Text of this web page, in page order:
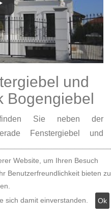
und
Bogengiebel
Sie neben der
Fenstergiebel und
Website, um Ihren Besuch
Benutzerfreundlichkeit bieten zu
sich damit einverstanden.
Ok